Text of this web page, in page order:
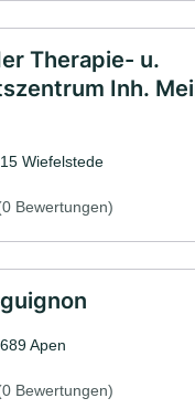
Therapie- u.
Inh.
Wiefelstede
Bewertungen)
Apen
Bewertungen)